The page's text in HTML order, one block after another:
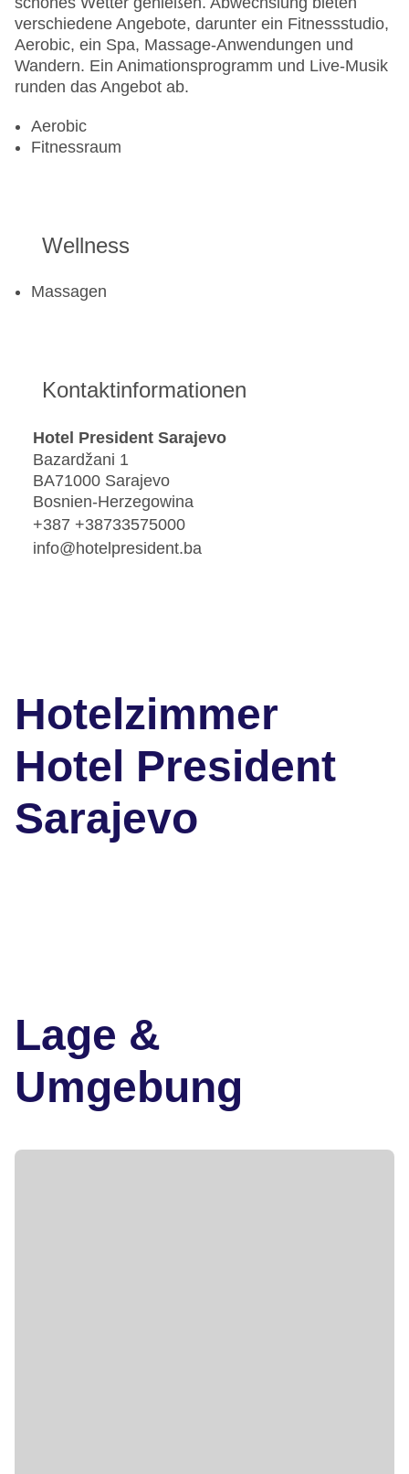
verschiedene Angebote, darunter ein Fitnessstudio,
Aerobic, ein Spa, Massage-Anwendungen und
Wandern. Ein Animationsprogramm und Live-Musik
runden das Angebot ab.
Aerobic
Fitnessraum
Wellness
Massagen
Kontaktinformationen
Hotel President Sarajevo
Bazardžani 1
BA71000 Sarajevo
Bosnien-Herzegowina
+387 +38733575000
info@hotelpresident.ba
Hotelzimmer
Hotel President
Sarajevo
Lage &
Umgebung